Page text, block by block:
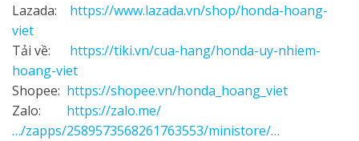
Lazada: https://www.lazada.vn/shop/honda-hoang-
viet
Tải về: https://tiki.vn/cua-hang/honda-uy-nhiem-
hoang-viet
Shopee: https://shopee.vn/honda_hoang_viet
Zalo: https://zalo.me/
…/zapps/2589573568261763553/ministore/…